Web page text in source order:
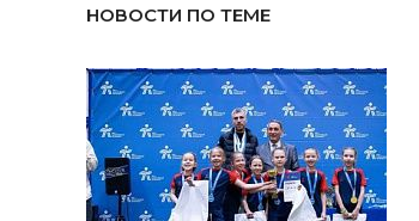
НОВОСТИ ПО ТЕМЕ